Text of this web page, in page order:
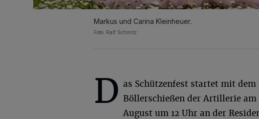
Markus und Carina Kleinheuer.
Foto: Ralf Schmitz
D as Schützenfest startet mit dem
Böllerschießen der Artillerie am
August um 12 Uhr an der